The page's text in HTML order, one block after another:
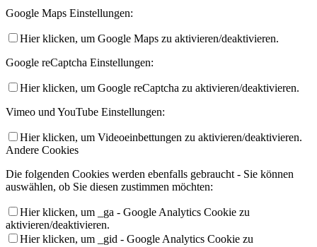
Google Maps Einstellungen:
Hier klicken, um Google Maps zu aktivieren/deaktivieren.
Google reCaptcha Einstellungen:
Hier klicken, um Google reCaptcha zu aktivieren/deaktivieren.
Vimeo und YouTube Einstellungen:
Hier klicken, um Videoeinbettungen zu aktivieren/deaktivieren.
Andere Cookies
Die folgenden Cookies werden ebenfalls gebraucht - Sie können
auswählen, ob Sie diesen zustimmen möchten:
Hier klicken, um _ga - Google Analytics Cookie zu
aktivieren/deaktivieren.
Hier klicken, um _gid - Google Analytics Cookie zu